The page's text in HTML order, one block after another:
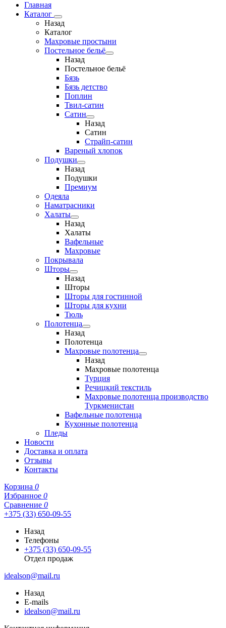
Главная
Каталог
Назад
Каталог
Махровые простыни
Постельное бельё
Назад
Постельное бельё
Бязь
Бязь детство
Поплин
Твил-сатин
Сатин
Назад
Сатин
Страйп-сатин
Вареный хлопок
Подушки
Назад
Подушки
Премиум
Одеяла
Наматрасники
Халаты
Назад
Халаты
Вафельные
Махровые
Покрывала
Шторы
Назад
Шторы
Шторы для гостинной
Шторы для кухни
Тюль
Полотенца
Назад
Полотенца
Махровые полотенца
Назад
Махровые полотенца
Турция
Речицкий текстиль
Махровые полотенца производство
Туркменистан
Вафельные полотенца
Кухонные полотенца
Пледы
Новости
Доставка и оплата
Отзывы
Контакты
Корзина 0
Избранное 0
Сравнение 0
+375 (33) 650-09-55
Назад
Телефоны
+375 (33) 650-09-55
Отдел продаж
idealson@mail.ru
Назад
E-mails
idealson@mail.ru